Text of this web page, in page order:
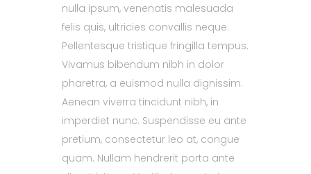
nulla ipsum, venenatis malesuada
felis quis, ultricies convallis neque.
Pellentesque tristique fringilla tempus.
Vivamus bibendum nibh in dolor
pharetra, a euismod nulla dignissim.
Aenean viverra tincidunt nibh, in
imperdiet nunc. Suspendisse eu ante
pretium, consectetur leo at, congue
quam. Nullam hendrerit porta ante